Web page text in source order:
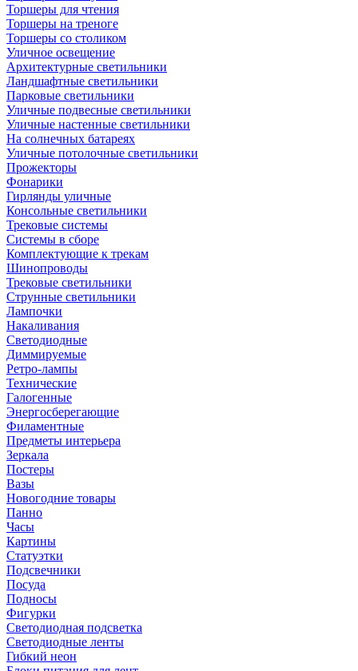
Торшеры для чтения
Торшеры на треноге
Торшеры со столиком
Уличное освещение
Архитектурные светильники
Ландшафтные светильники
Парковые светильники
Уличные подвесные светильники
Уличные настенные светильники
На солнечных батареях
Уличные потолочные светильники
Прожекторы
Фонарики
Гирлянды уличные
Консольные светильники
Трековые системы
Системы в сборе
Комплектующие к трекам
Шинопроводы
Трековые светильники
Струнные светильники
Лампочки
Накаливания
Светодиодные
Диммируемые
Ретро-лампы
Технические
Галогенные
Энергосберегающие
Филаментные
Предметы интерьера
Зеркала
Постеры
Вазы
Новогодние товары
Панно
Часы
Картины
Статуэтки
Подсвечники
Посуда
Подносы
Фигурки
Светодиодная подсветка
Светодиодные ленты
Гибкий неон